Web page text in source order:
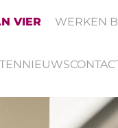
VIER WERKEN
NIEUWS